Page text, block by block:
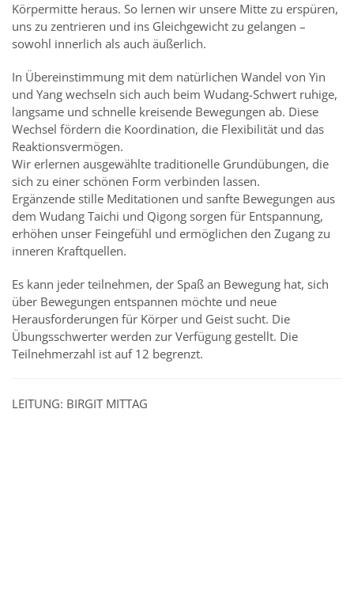
Körpermitte heraus. So lernen wir unsere Mitte zu erspüren,
uns zu zentrieren und ins Gleichgewicht zu gelangen –
sowohl innerlich als auch äußerlich.
In Übereinstimmung mit dem natürlichen Wandel von Yin
und Yang wechseln sich auch beim Wudang-Schwert ruhige,
langsame und schnelle kreisende Bewegungen ab. Diese
Wechsel fördern die Koordination, die Flexibilität und das
Reaktionsvermögen.
Wir erlernen ausgewählte traditionelle Grundübungen, die
sich zu einer schönen Form verbinden lassen.
Ergänzende stille Meditationen und sanfte Bewegungen aus
dem Wudang Taichi und Qigong sorgen für Entspannung,
erhöhen unser Feingefühl und ermöglichen den Zugang zu
inneren Kraftquellen.
Es kann jeder teilnehmen, der Spaß an Bewegung hat, sich
über Bewegungen entspannen möchte und neue
Herausforderungen für Körper und Geist sucht. Die
Übungsschwerter werden zur Verfügung gestellt. Die
Teilnehmerzahl ist auf 12 begrenzt.
LEITUNG: BIRGIT MITTAG